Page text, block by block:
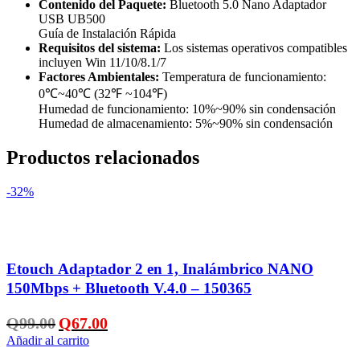
Contenido del Paquete: Bluetooth 5.0 Nano Adaptador
USB UB500
Guía de Instalación Rápida
Requisitos del sistema: Los sistemas operativos compatibles
incluyen Win 11/10/8.1/7
Factores Ambientales: Temperatura de funcionamiento:
0℃~40℃ (32℉ ~104℉)
Humedad de funcionamiento: 10%~90% sin condensación
Humedad de almacenamiento: 5%~90% sin condensación
Productos relacionados
-32%
Etouch Adaptador 2 en 1, Inalámbrico NANO
150Mbps + Bluetooth V.4.0 – 150365
Q99.00 El
precio
original
Q67.00El
precio
Añadir al carrito